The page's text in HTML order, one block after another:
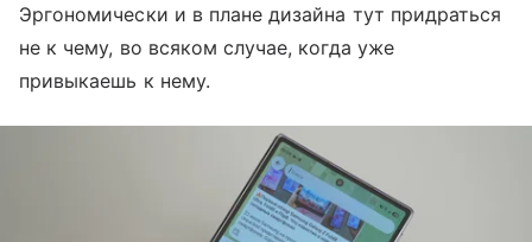
Эргономически и в плане дизайна тут придраться
не к чему, во всяком случае, когда уже
привыкаешь к нему.